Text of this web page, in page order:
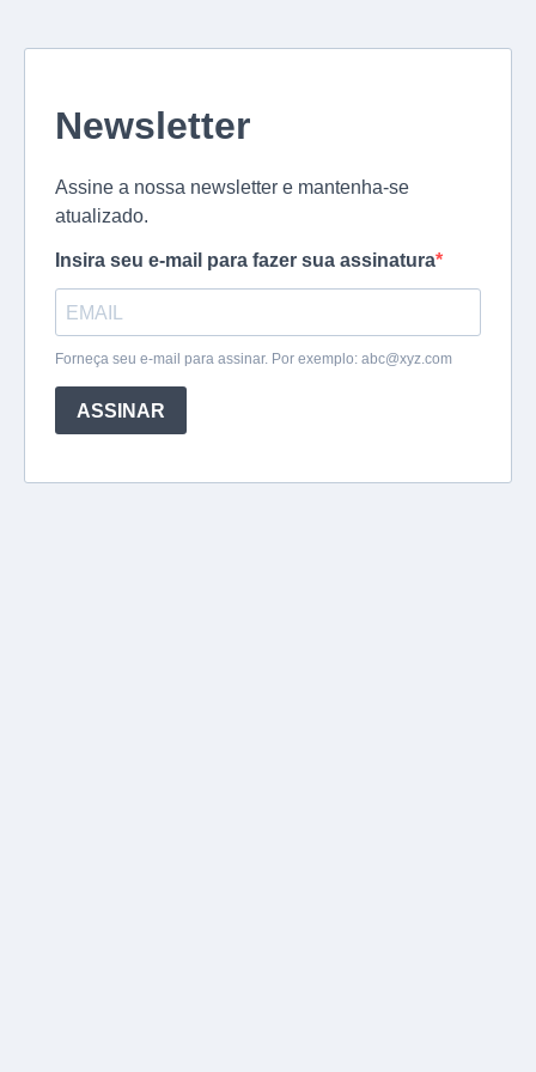
Newsletter
Assine a nossa newsletter e mantenha-se
atualizado.
Insira seu e-mail para fazer sua assinatura
Forneça seu e-mail para assinar. Por exemplo: abc@xyz.com
ASSINAR